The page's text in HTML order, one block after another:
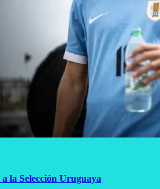
la Selección Uruguaya